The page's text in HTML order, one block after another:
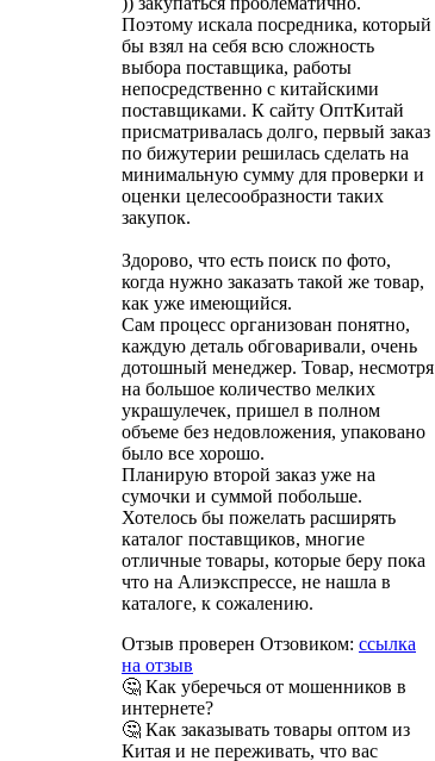
Поэтому искала посредника, который
бы взял на себя всю сложность
выбора поставщика, работы
непосредственно с китайскими
поставщиками. К сайту ОптКитай
присматривалась долго, первый заказ
по бижутерии решилась сделать на
минимальную сумму для проверки и
оценки целесообразности таких
закупок.
Здорово, что есть поиск по фото,
когда нужно заказать такой же товар,
как уже имеющийся.
Сам процесс организован понятно,
каждую деталь обговаривали, очень
дотошный менеджер. Товар, несмотря
на большое количество мелких
украшулечек, пришел в полном
объеме без недовложения, упаковано
было все хорошо.
Планирую второй заказ уже на
сумочки и суммой побольше.
Хотелось бы пожелать расширять
каталог поставщиков, многие
отличные товары, которые беру пока
что на Алиэкспрессе, не нашла в
каталоге, к сожалению.
Отзыв проверен Отзовиком: ссылка
на отзыв
🤔 Как уберечься от мошенников в
интернете?
🤔 Как заказывать товары оптом из
Китая и не переживать, что вас